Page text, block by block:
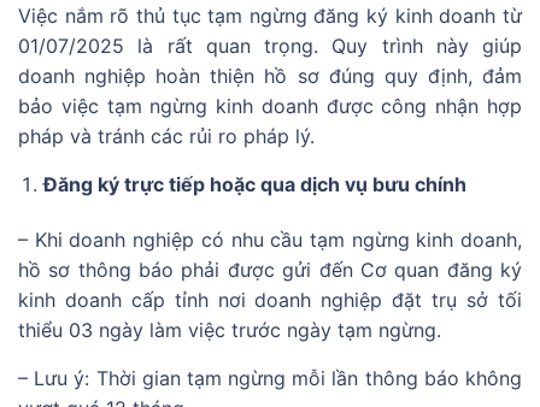
Việc nắm rõ thủ tục tạm ngừng đăng ký kinh doanh từ
01/07/2025 là rất quan trọng. Quy trình này giúp
doanh nghiệp hoàn thiện hồ sơ đúng quy định, đảm
bảo việc tạm ngừng kinh doanh được công nhận hợp
pháp và tránh các rủi ro pháp lý.
Đăng ký trực tiếp hoặc qua dịch vụ bưu chính
– Khi doanh nghiệp có nhu cầu tạm ngừng kinh doanh,
hồ sơ thông báo phải được gửi đến Cơ quan đăng ký
kinh doanh cấp tỉnh nơi doanh nghiệp đặt trụ sở tối
thiểu 03 ngày làm việc trước ngày tạm ngừng.
– Lưu ý: Thời gian tạm ngừng mỗi lần thông báo không